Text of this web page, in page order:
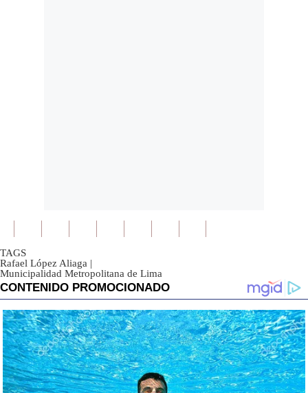
TAGS
Rafael López Aliaga |
Municipalidad Metropolitana de Lima